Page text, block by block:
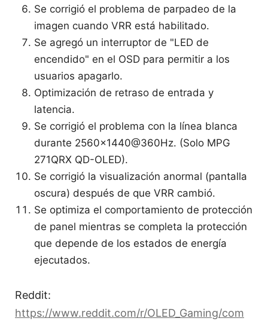
Se corrigió el problema de parpadeo de la
imagen cuando VRR está habilitado.
Se agregó un interruptor de "LED de
encendido" en el OSD para permitir a los
usuarios apagarlo.
Optimización de retraso de entrada y
latencia.
Se corrigió el problema con la línea blanca
durante 2560x1440@360Hz. (Solo MPG
271QRX QD-OLED).
Se corrigió la visualización anormal (pantalla
oscura) después de que VRR cambió.
Se optimiza el comportamiento de protección
de panel mientras se completa la protección
que depende de los estados de energía
ejecutados.
Reddit:
https://www.reddit.com/r/OLED_Gaming/com